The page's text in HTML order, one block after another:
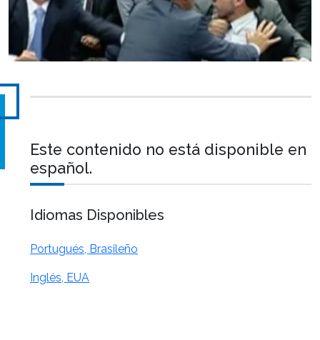
Este contenido no está disponible en
español.
Idiomas Disponibles
Portugués, Brasileño
Inglés, EUA